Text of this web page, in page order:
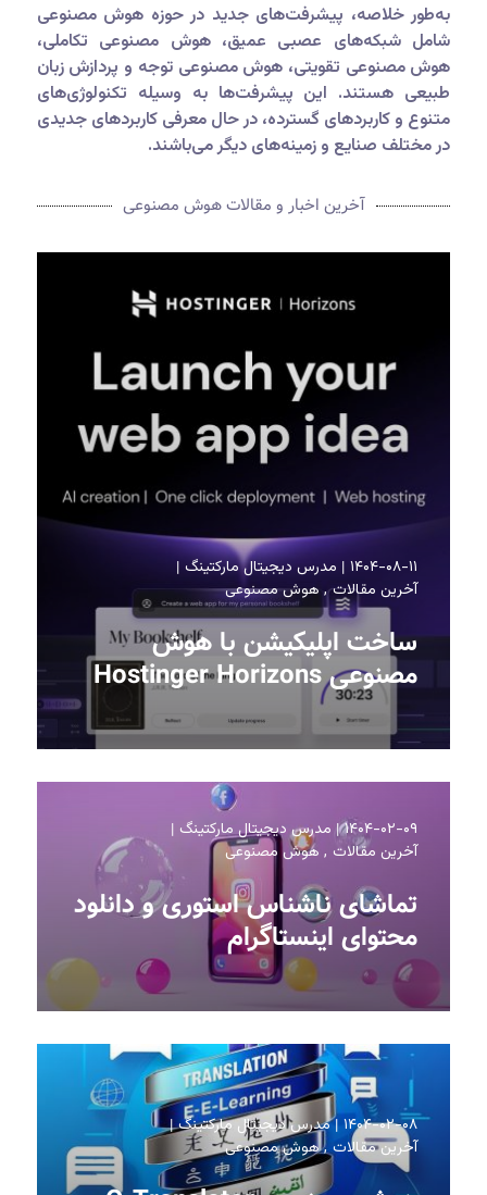
به‌طور خلاصه، پیشرفت‌های جدید در حوزه هوش مصنوعی
شامل شبکه‌های عصبی عمیق، هوش مصنوعی تکاملی،
هوش مصنوعی تقویتی، هوش مصنوعی توجه و پردازش زبان
طبیعی هستند. این پیشرفت‌ها به وسیله تکنولوژی‌های
متنوع و کاربردهای گسترده، در حال معرفی کاربردهای جدیدی
در مختلف صنایع و زمینه‌های دیگر می‌باشند.
آخرین اخبار و مقالات هوش مصنوعی
۱۴۰۴-۰۸-۱۱
مدرس دیجیتال مارکتینگ
آخرین مقالات هوش مصنوعی
ساخت اپلیکیشن با هوش
مصنوعی Hostinger Horizons
۱۴۰۴-۰۲-۰۹
مدرس دیجیتال مارکتینگ
آخرین مقالات
هوش مصنوعی
تماشای ناشناس استوری و دانلود
محتوای اینستاگرام
۱۴۰۴-۰۲-۰۸ مدرس دیجیتال مارکتینگ
آخرین مقالات هوش مصنوعی